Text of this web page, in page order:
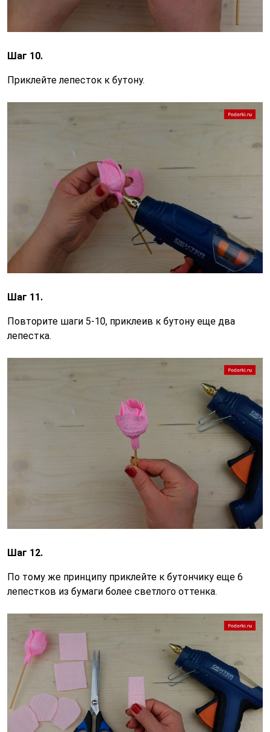
Шаг 10.
Приклейте лепесток к бутону.
Шаг 11.
Повторите шаги 5-10, приклеив к бутону еще два
лепестка.
Шаг 12.
По тому же принципу приклейте к бутончику еще 6
лепестков из бумаги более светлого оттенка.